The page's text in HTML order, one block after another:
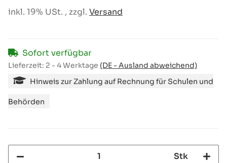
inkl. 19% USt. , zzgl. Versand
Sofort verfügbar
Lieferzeit: 2 - 4 Werktage (DE - Ausland abweichend)
Hinweis zur Zahlung auf Rechnung für Schulen und
Behörden
Stk